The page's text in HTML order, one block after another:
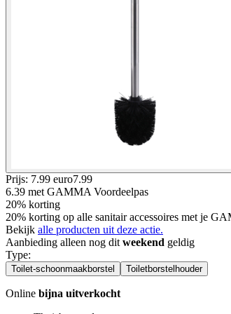
Prijs: 7.99 euro7.99
6.39 met GAMMA Voordeelpas
20% korting
20% korting op alle sanitair accessoires met je
Bekijk alle producten uit deze actie.
Aanbieding alleen nog dit weekend geldig
Type:
Toilet-schoonmaakborstel Toiletborstelhouder
Online bijna uitverkocht